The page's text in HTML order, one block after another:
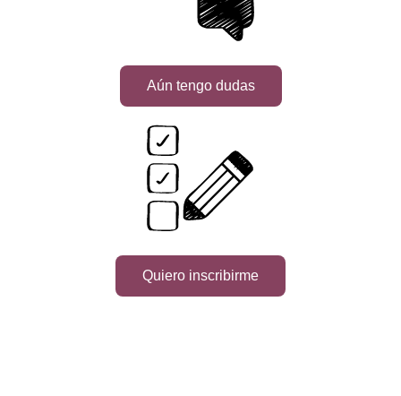
Aún tengo dudas
Quiero inscribirme